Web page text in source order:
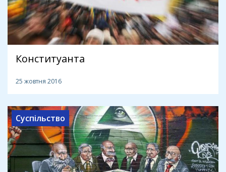
Конституанта
25 жовтня 2016
Суспільство